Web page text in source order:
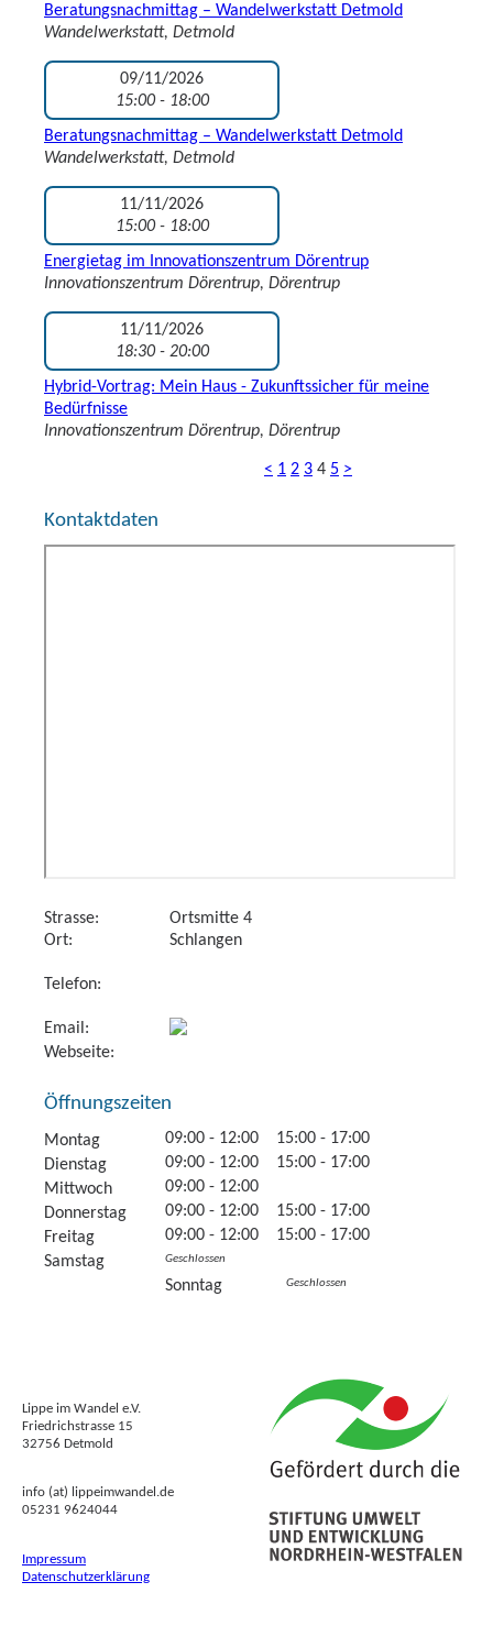
Beratungsnachmittag – Wandelwerkstatt Detmold
Wandelwerkstatt, Detmold
09/11/2026
15:00 - 18:00
Beratungsnachmittag – Wandelwerkstatt Detmold
Wandelwerkstatt, Detmold
11/11/2026
15:00 - 18:00
Energietag im Innovationszentrum Dörentrup
Innovationszentrum Dörentrup, Dörentrup
11/11/2026
18:30 - 20:00
Hybrid-Vortrag: Mein Haus - Zukunftssicher für meine
Bedürfnisse
Innovationszentrum Dörentrup, Dörentrup
< 1 2 3 4 5 >
Kontaktdaten
Strasse:
Ortsmitte 4
Ort:
Schlangen
Telefon:
Email:
Webseite:
Öffnungszeiten
Montag
09:00 - 12:00 15:00 - 17:00
Dienstag
09:00 - 12:00 15:00 - 17:00
Mittwoch
09:00 - 12:00
Donnerstag
09:00 - 12:00 15:00 - 17:00
Freitag
09:00 - 12:00 15:00 - 17:00
Samstag
Geschlossen
Sonntag Geschlossen
Lippe im Wandel e.V.
Friedrichstrasse 15
32756 Detmold
info (at) lippeimwandel.de
05231 9624044
Impressum
Datenschutzerklärung